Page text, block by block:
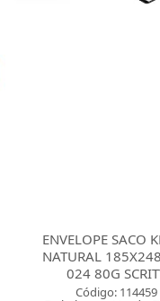
ENVELOPE SACO
NATURAL
024 80G
Código: 114459